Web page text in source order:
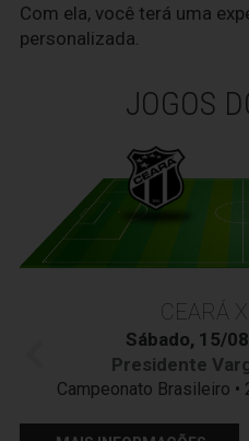
Com ela, você terá uma
personalizada.
JOGOS
CEARÁ
Sábado, 15/
Presidente
Campeonato Brasileiro •